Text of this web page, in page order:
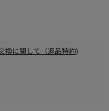
換に関して（返品特約)